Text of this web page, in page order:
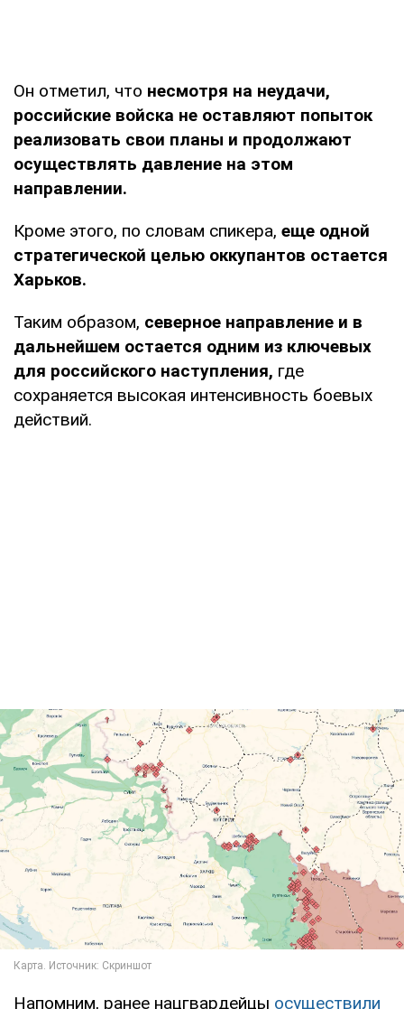
Он отметил, что несмотря на неудачи,
российские войска не оставляют попыток
реализовать свои планы и продолжают
осуществлять давление на этом
направлении.
Кроме этого, по словам спикера, еще одной
стратегической целью оккупантов остается
Харьков.
Таким образом, северное направление и в
дальнейшем остается одним из ключевых
для российского наступления, где
сохраняется высокая интенсивность боевых
действий.
Напомним, ранее нацгвардейцы осуществили